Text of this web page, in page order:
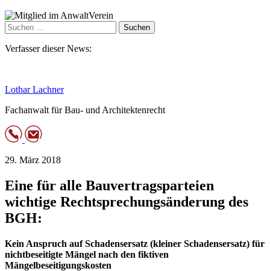
Suchen
nach:
Verfasser dieser News:
Lothar Lachner
Fachanwalt für Bau- und Architektenrecht
29. März 2018
Eine für alle Bauvertragsparteien
wichtige Rechtsprechungsänderung des
BGH:
Kein Anspruch auf Schadensersatz (kleiner Schadensersatz) für
nichtbeseitigte Mängel nach den fiktiven
Mängelbeseitigungskosten